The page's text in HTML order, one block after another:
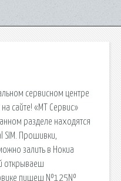
сервисном центре
сайте! «МТ Сервис»
разделе находятся
SIM. Прошивки,
залить в Нокиа
открываеш
пишеш №125№